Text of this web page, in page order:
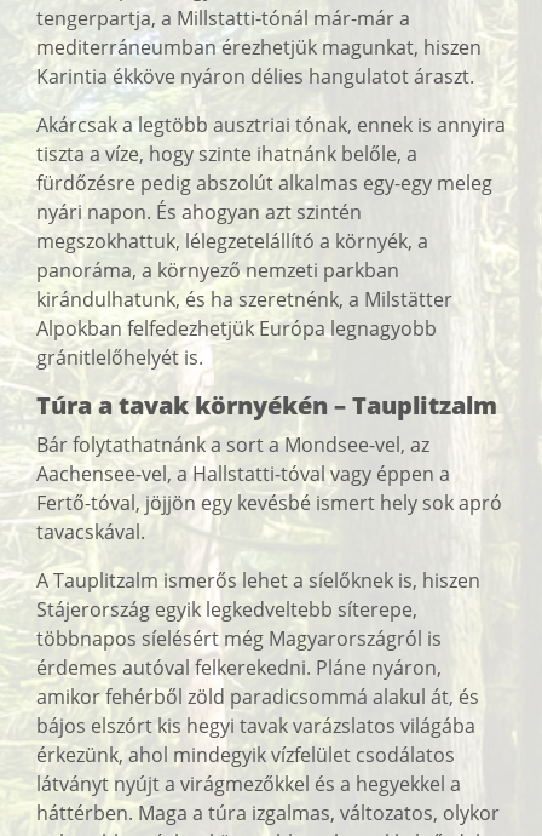
tengerpartja, a Millstatti-tónál már-már a
mediterráneumban érezhetjük magunkat, hiszen
Karintia ékköve nyáron délies hangulatot áraszt.
Akárcsak a legtöbb ausztriai tónak, ennek is annyira
tiszta a víze, hogy szinte ihatnánk belőle, a
fürdőzésre pedig abszolút alkalmas egy-egy meleg
nyári napon. És ahogyan azt szintén
megszokhattuk, lélegzetelállító a környék, a
panoráma, a környező nemzeti parkban
kirándulhatunk, és ha szeretnénk, a Milstätter
Alpokban felfedezhetjük Európa legnagyobb
gránitlelőhelyét is.
Túra a tavak környékén – Tauplitzalm
Bár folytathatnánk a sort a Mondsee-vel, az
Aachensee-vel, a Hallstatti-tóval vagy éppen a
Fertő-tóval, jöjjön egy kevésbé ismert hely sok apró
tavacskával.
A Tauplitzalm ismerős lehet a síelőknek is, hiszen
Stájerország egyik legkedveltebb síterepe,
többnapos síelésért még Magyarországról is
érdemes autóval felkerekedni. Pláne nyáron,
amikor fehérből zöld paradicsommá alakul át, és
bájos elszórt kis hegyi tavak varázslatos világába
érkezünk, ahol mindegyik vízfelület csodálatos
látványt nyújt a virágmezőkkel és a hegyekkel a
háttérben. Maga a túra izgalmas, változatos, olykor